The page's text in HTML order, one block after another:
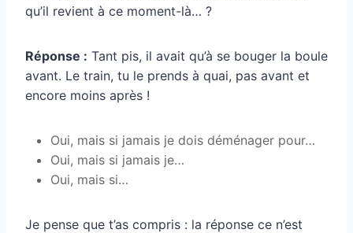
qu’il revient à ce moment-là… ?
Réponse : Tant pis, il avait qu’à se bouger la boule
avant. Le train, tu le prends à quai, pas avant et
encore moins après !
Oui, mais si jamais je dois déménager pour…
Oui, mais si jamais je…
Oui, mais si…
Je pense que t’as compris : la réponse ce n’est